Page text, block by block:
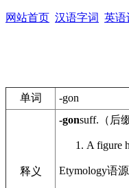
网站首页 汉语字词 英语
单词 -gon
释义
-gonsuff. （后
A figure
Etymology语源